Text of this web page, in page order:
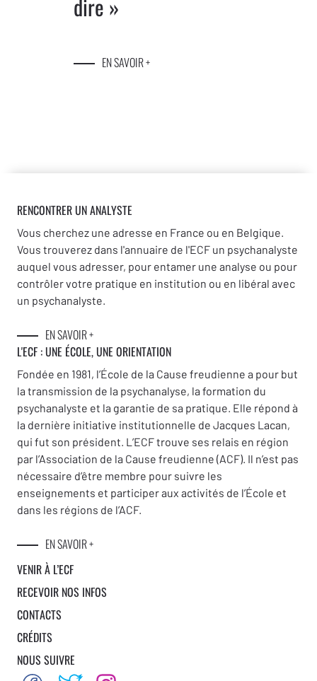
dire »
EN SAVOIR +
RENCONTRER UN ANALYSTE
Vous cherchez une adresse en France ou en Belgique.
Vous trouverez dans l'annuaire de l'ECF un psychanalyste
auquel vous adresser, pour entamer une analyse ou pour
contrôler votre pratique en institution ou en libéral avec
un psychanalyste.
EN SAVOIR +
L'ECF : UNE ÉCOLE, UNE ORIENTATION
Fondée en 1981, l’École de la Cause freudienne a pour but
la transmission de la psychanalyse, la formation du
psychanalyste et la garantie de sa pratique. Elle répond à
la dernière initiative institutionnelle de Jacques Lacan,
qui fut son président. L’ECF trouve ses relais en région
par l’Association de la Cause freudienne (ACF). Il n’est pas
nécessaire d’être membre pour suivre les
enseignements et participer aux activités de l’École et
dans les régions de l’ACF.
EN SAVOIR +
VENIR À L’ECF
RECEVOIR NOS INFOS
CONTACTS
CRÉDITS
NOUS SUIVRE